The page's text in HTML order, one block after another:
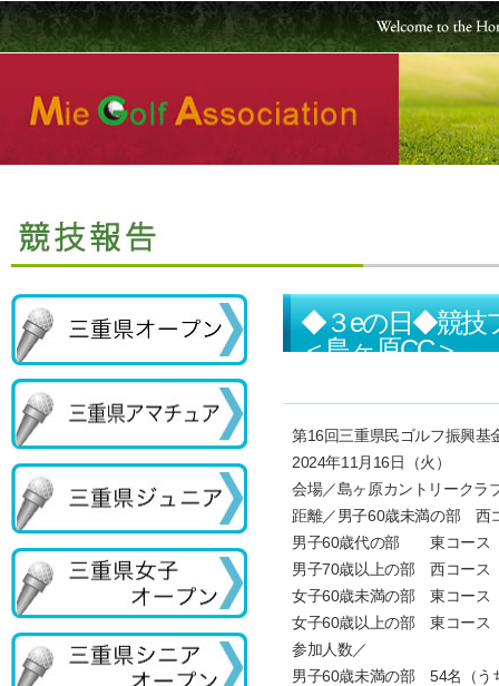
◆３eの日◆競技
＜島ヶ原CC＞
第16回三重県民ゴルフ振興基
2024年11月16日（火）
会場／島ヶ原カントリークラ
距離／男子60歳未満の部 西
男子60歳代の部 東コース
男子70歳以上の部 西コース
女子60歳未満の部 東コース
女子60歳以上の部 東コース
参加人数／
男子60歳未満の部 54名（う